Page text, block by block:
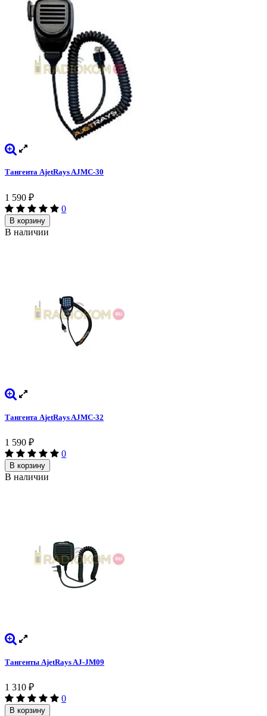
Тангента AjetRays AJМС-30
1 590 ₽
0
В корзину
В наличии
Тангента AjetRays AJМС-32
1 590 ₽
0
В корзину
В наличии
Тангенты AjetRays AJ-JM09
1 310 ₽
0
В корзину